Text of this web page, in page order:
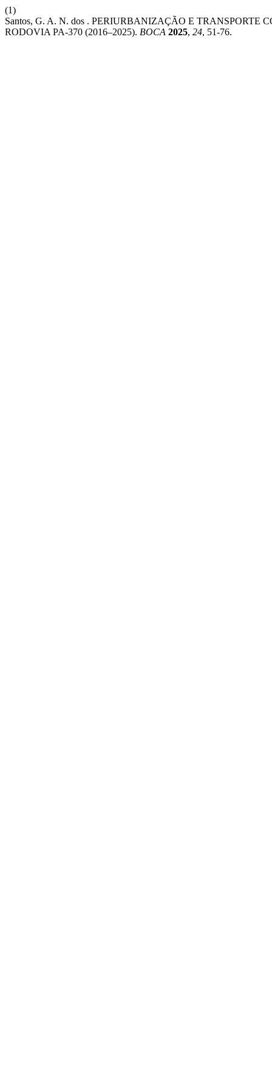
(1)
Santos, G. A. N. dos . PERIURBANIZAÇÃO E
RODOVIA PA-370 (2016–2025). BOCA 2025, 24, 51-76.